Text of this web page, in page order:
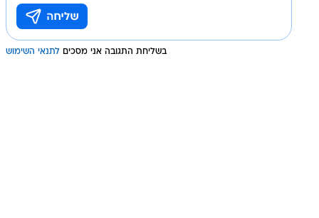
בשליחת התגובה אני מסכים לתנאי השימוש